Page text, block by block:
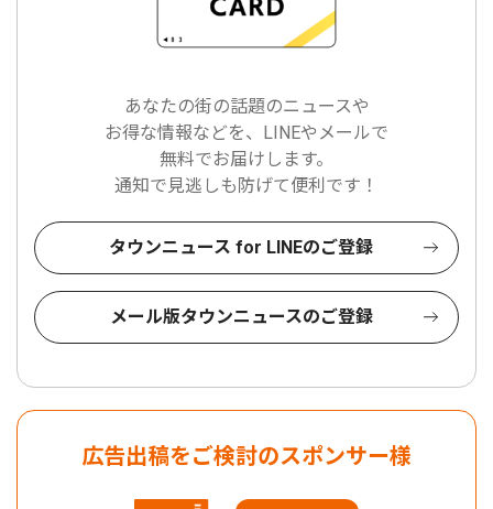
あなたの街の話題のニュースや
お得な情報などを、LINEやメールで
無料でお届けします。
通知で見逃しも防げて便利です！
タウンニュース for LINEのご登録
メール版タウンニュースのご登録
広告出稿をご検討のスポンサー様